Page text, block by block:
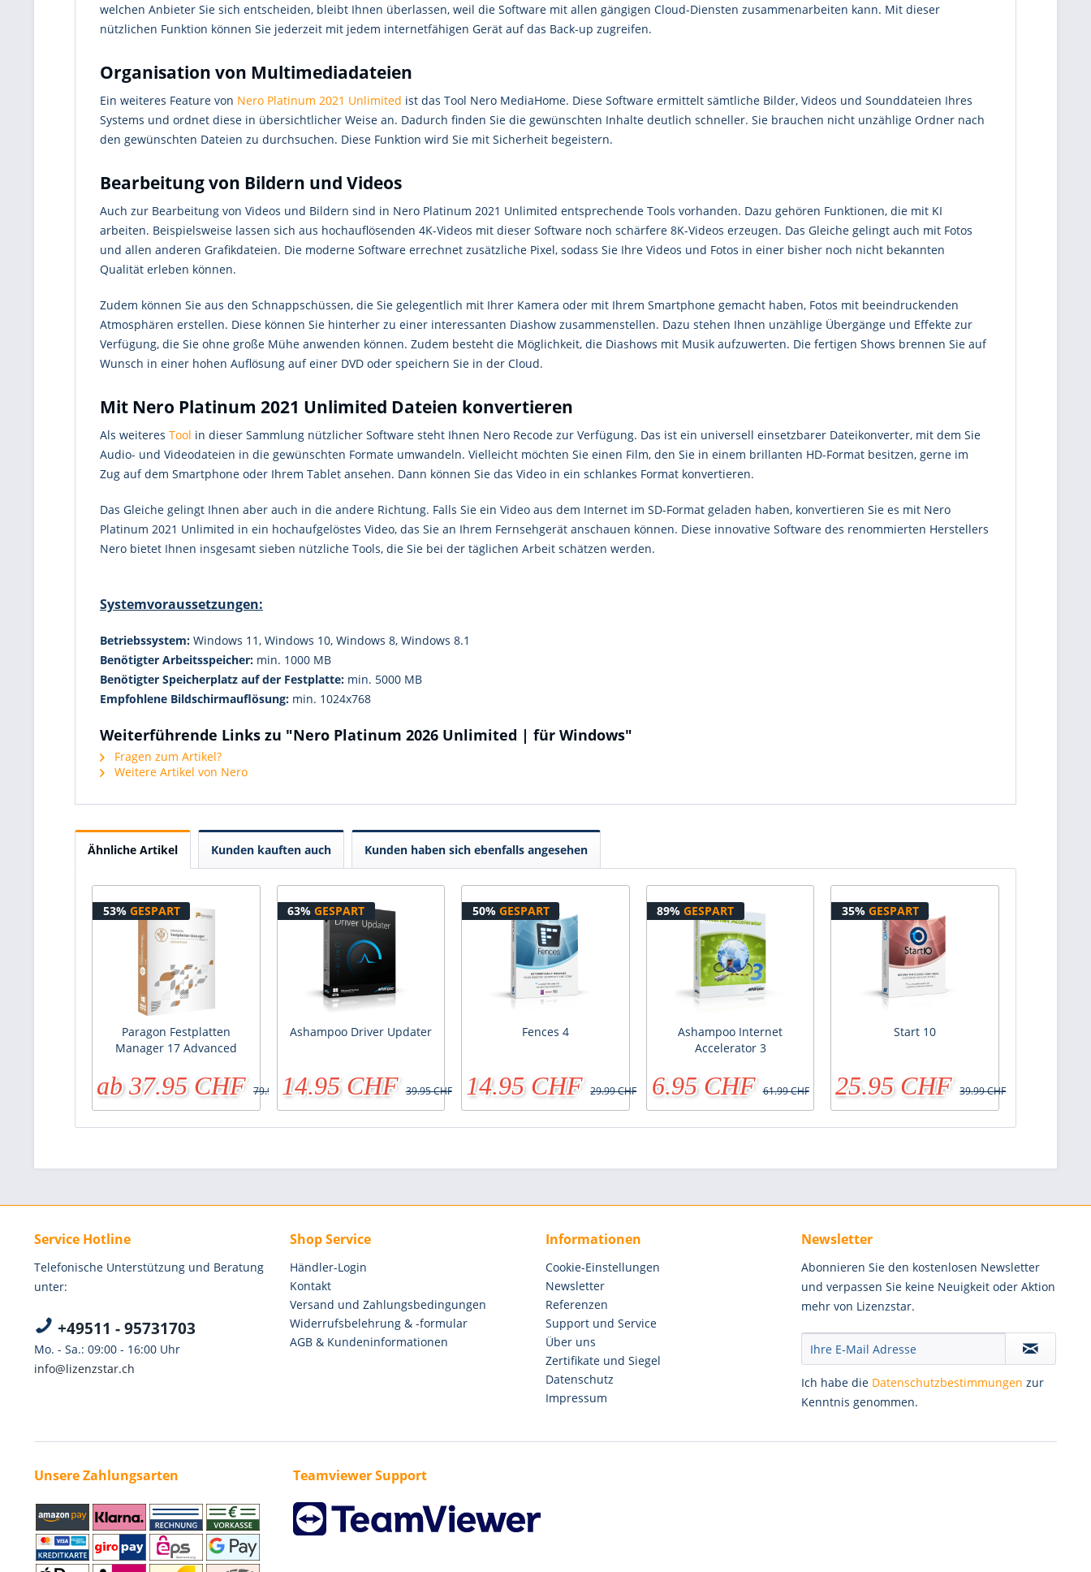
welchen Anbieter Sie sich entscheiden, bleibt Ihnen überlassen, weil die Software mit allen gängigen Cloud-Diensten zusammenarbeiten kann. Mit dieser
nützlichen Funktion können Sie jederzeit mit jedem internetfähigen Gerät auf das Back-up zugreifen.
Organisation von Multimediadateien
Ein weiteres Feature von Nero Platinum 2021 Unlimited ist das Tool Nero MediaHome. Diese Software ermittelt sämtliche Bilder, Videos und Sounddateien Ihres
Systems und ordnet diese in übersichtlicher Weise an. Dadurch finden Sie die gewünschten Inhalte deutlich schneller. Sie brauchen nicht unzählige Ordner nach
den gewünschten Dateien zu durchsuchen. Diese Funktion wird Sie mit Sicherheit begeistern.
Bearbeitung von Bildern und Videos
Auch zur Bearbeitung von Videos und Bildern sind in Nero Platinum 2021 Unlimited entsprechende Tools vorhanden. Dazu gehören Funktionen, die mit KI
arbeiten. Beispielsweise lassen sich aus hochauflösenden 4K-Videos mit dieser Software noch schärfere 8K-Videos erzeugen. Das Gleiche gelingt auch mit Fotos
und allen anderen Grafikdateien. Die moderne Software errechnet zusätzliche Pixel, sodass Sie Ihre Videos und Fotos in einer bisher noch nicht bekannten
Qualität erleben können.
Zudem können Sie aus den Schnappschüssen, die Sie gelegentlich mit Ihrer Kamera oder mit Ihrem Smartphone gemacht haben, Fotos mit beeindruckenden
Atmosphären erstellen. Diese können Sie hinterher zu einer interessanten Diashow zusammenstellen. Dazu stehen Ihnen unzählige Übergänge und Effekte zur
Verfügung, die Sie ohne große Mühe anwenden können. Zudem besteht die Möglichkeit, die Diashows mit Musik aufzuwerten. Die fertigen Shows brennen Sie auf
Wunsch in einer hohen Auflösung auf einer DVD oder speichern Sie in der Cloud.
Mit Nero Platinum 2021 Unlimited Dateien konvertieren
Als weiteres Tool in dieser Sammlung nützlicher Software steht Ihnen Nero Recode zur Verfügung. Das ist ein universell einsetzbarer Dateikonverter, mit dem Sie
Audio- und Videodateien in die gewünschten Formate umwandeln. Vielleicht möchten Sie einen Film, den Sie in einem brillanten HD-Format besitzen, gerne im
Zug auf dem Smartphone oder Ihrem Tablet ansehen. Dann können Sie das Video in ein schlankes Format konvertieren.
Das Gleiche gelingt Ihnen aber auch in die andere Richtung. Falls Sie ein Video aus dem Internet im SD-Format geladen haben, konvertieren Sie es mit Nero
Platinum 2021 Unlimited in ein hochaufgelöstes Video, das Sie an Ihrem Fernsehgerät anschauen können. Diese innovative Software des renommierten Herstellers
Nero bietet Ihnen insgesamt sieben nützliche Tools, die Sie bei der täglichen Arbeit schätzen werden.
Systemvoraussetzungen:
Betriebssystem: Windows 11, Windows 10, Windows 8, Windows 8.1
Benötigter Arbeitsspeicher: min. 1000 MB
Benötigter Speicherplatz auf der Festplatte: min. 5000 MB
Empfohlene Bildschirmauflösung: min. 1024x768
Weiterführende Links zu "Nero Platinum 2026 Unlimited | für Windows"
Fragen zum Artikel?
Weitere Artikel von Nero
Ähnliche Artikel Kunden kauften auch Kunden haben sich ebenfalls angesehen
53% GESPART
Paragon Festplatten
Manager 17 Advanced
ab 37.95 CHF 79.95 CHF
63%GESPART
Ashampoo Driver Updater
14.95 CHF 39.95 CHF
50% GESPART
Fences 4
14.95 CHF 29.99 CHF
89%GESPART
Ashampoo Internet
Accelerator 3
6.95 CHF 61.99 CHF
35% GESPART
Start 10
25.95 CHF 39.99 CHF
Service Hotline
Telefonische Unterstützung und Beratung
unter:
+49511 - 95731703
Mo. - Sa.: 09:00 - 16:00 Uhr
info@lizenzstar.ch
Shop Service
Händler-Login
Kontakt
Versand und Zahlungsbedingungen
Widerrufsbelehrung & -formular
AGB & Kundeninformationen
Informationen
Cookie-Einstellungen
Newsletter
Referenzen
Support und Service
Über uns
Zertifikate und Siegel
Datenschutz
Impressum
Newsletter
Abonnieren Sie den kostenlosen Newsletter
und verpassen Sie keine Neuigkeit oder Aktion
mehr von Lizenzstar.
Ich habe die Datenschutzbestimmungen zur
Kenntnis genommen.
Unsere Zahlungsarten Teamviewer Support